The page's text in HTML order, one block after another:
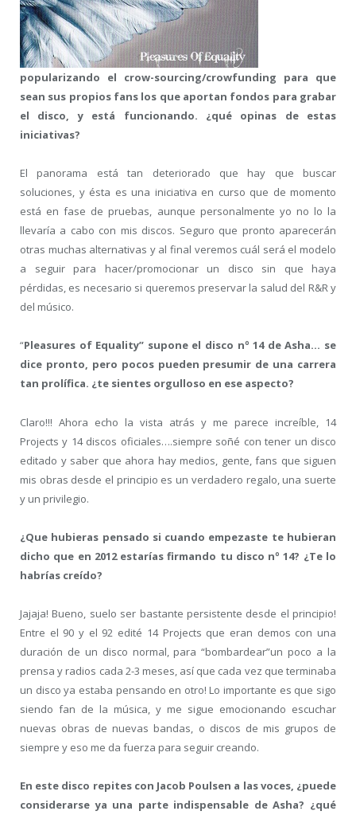
popularizando el crow-sourcing/crowfunding para que
sean sus propios fans los que aportan fondos para grabar
el disco, y está funcionando. ¿qué opinas de estas
iniciativas?
El panorama está tan deteriorado que hay que buscar
soluciones, y ésta es una iniciativa en curso que de momento
está en fase de pruebas, aunque personalmente yo no lo la
llevaría a cabo con mis discos. Seguro que pronto aparecerán
otras muchas alternativas y al final veremos cuál será el modelo
a seguir para hacer/promocionar un disco sin que haya
pérdidas, es necesario si queremos preservar la salud del R&R y
del músico.
“Pleasures of Equality” supone el disco nº 14 de Asha… se
dice pronto, pero pocos pueden presumir de una carrera
tan prolífica. ¿te sientes orgulloso en ese aspecto?
Claro!!! Ahora echo la vista atrás y me parece increíble, 14
Projects y 14 discos oficiales….siempre soñé con tener un disco
editado y saber que ahora hay medios, gente, fans que siguen
mis obras desde el principio es un verdadero regalo, una suerte
y un privilegio.
¿Que hubieras pensado si cuando empezaste te hubieran
dicho que en 2012 estarías firmando tu disco nº 14? ¿Te lo
habrías creído?
Jajaja! Bueno, suelo ser bastante persistente desde el principio!
Entre el 90 y el 92 edité 14 Projects que eran demos con una
duración de un disco normal, para “bombardear”un poco a la
prensa y radios cada 2-3 meses, así que cada vez que terminaba
un disco ya estaba pensando en otro! Lo importante es que sigo
siendo fan de la música, y me sigue emocionando escuchar
nuevas obras de nuevas bandas, o discos de mis grupos de
siempre y eso me da fuerza para seguir creando.
En este disco repites con Jacob Poulsen a las voces, ¿puede
considerarse ya una parte indispensable de Asha? ¿qué